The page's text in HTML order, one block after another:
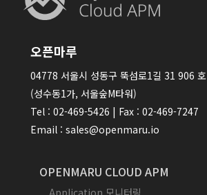
오픈마루
04778 서울시 성동구 뚝섬로1길 31 906 호
(성수동1가, 서울숲M타워)
Tel : 02-469-5426 | Fax : 02-469-7247
Email : sales@openmaru.io
OPENMARU CLOUD APM